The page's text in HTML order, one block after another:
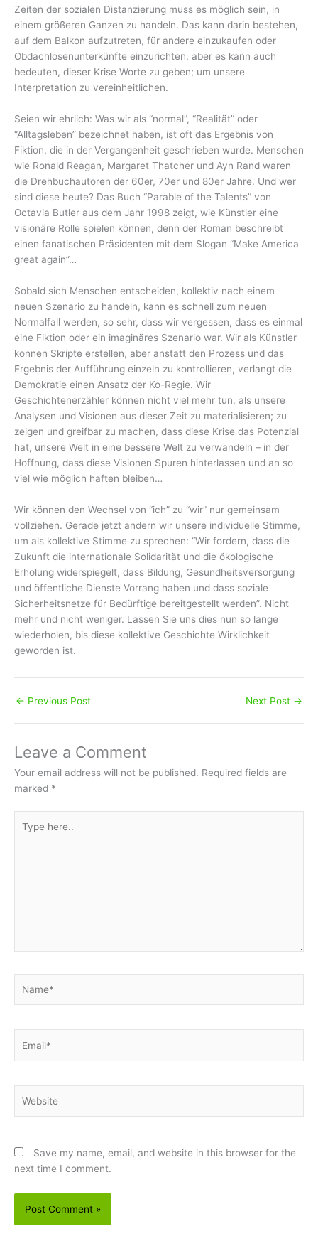
Zeiten der sozialen Distanzierung muss es möglich sein, in
einem größeren Ganzen zu handeln. Das kann darin bestehen,
auf dem Balkon aufzutreten, für andere einzukaufen oder
Obdachlosenunterkünfte einzurichten, aber es kann auch
bedeuten, dieser Krise Worte zu geben; um unsere
Interpretation zu vereinheitlichen.
Seien wir ehrlich: Was wir als “normal”, “Realität” oder
“Alltagsleben” bezeichnet haben, ist oft das Ergebnis von
Fiktion, die in der Vergangenheit geschrieben wurde. Menschen
wie Ronald Reagan, Margaret Thatcher und Ayn Rand waren
die Drehbuchautoren der 60er, 70er und 80er Jahre. Und wer
sind diese heute? Das Buch “Parable of the Talents” von
Octavia Butler aus dem Jahr 1998 zeigt, wie Künstler eine
visionäre Rolle spielen können, denn der Roman beschreibt
einen fanatischen Präsidenten mit dem Slogan “Make America
great again”…
Sobald sich Menschen entscheiden, kollektiv nach einem
neuen Szenario zu handeln, kann es schnell zum neuen
Normalfall werden, so sehr, dass wir vergessen, dass es einmal
eine Fiktion oder ein imaginäres Szenario war. Wir als Künstler
können Skripte erstellen, aber anstatt den Prozess und das
Ergebnis der Aufführung einzeln zu kontrollieren, verlangt die
Demokratie einen Ansatz der Ko-Regie. Wir
Geschichtenerzähler können nicht viel mehr tun, als unsere
Analysen und Visionen aus dieser Zeit zu materialisieren; zu
zeigen und greifbar zu machen, dass diese Krise das Potenzial
hat, unsere Welt in eine bessere Welt zu verwandeln – in der
Hoffnung, dass diese Visionen Spuren hinterlassen und an so
viel wie möglich haften bleiben…
Wir können den Wechsel von “ich” zu “wir” nur gemeinsam
vollziehen. Gerade jetzt ändern wir unsere individuelle Stimme,
um als kollektive Stimme zu sprechen: “Wir fordern, dass die
Zukunft die internationale Solidarität und die ökologische
Erholung widerspiegelt, dass Bildung, Gesundheitsversorgung
und öffentliche Dienste Vorrang haben und dass soziale
Sicherheitsnetze für Bedürftige bereitgestellt werden”. Nicht
mehr und nicht weniger. Lassen Sie uns dies nun so lange
wiederholen, bis diese kollektive Geschichte Wirklichkeit
geworden ist.
← Previous Post Next Post →
Leave a Comment
Your email address will not be published. Required fields are
marked *
here..
Save my name, email, and website in this browser for the
next time I comment.